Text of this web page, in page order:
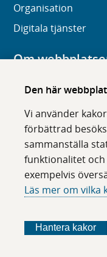
Den här
Vi använder
förbättrad
sammanställa
funktionalitet
exempelvis
Läs mer om vilka
Hantera kakor
Organisation
Digitala tjänster
Om
Om karolinska.se
Tillgänglighet
Om cookies
Följ oss i sociala
ö
l
ö
l
ö
l